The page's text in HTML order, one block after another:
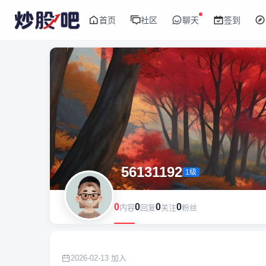
首页 社区 聊天 签到
56131192 1级
0内容0回复0关注0粉丝
2026-02-13 加入